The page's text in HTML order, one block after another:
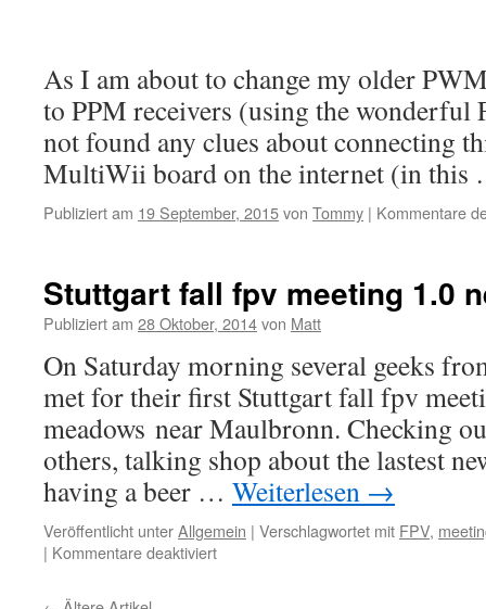
As I am about to change my older
to PPM receivers (using the
not found any clues about connecting
MultiWii board on the internet (in
Publiziert am 19 September, 2015von Tommy | Kommentare
Stuttgart fall fpv meeting 1.0
Publiziert am 28 Oktober, 2014von Matt
On Saturday morning several geeks
met for their first Stuttgart fall fpv
meadows near Maulbronn. Checking
others, talking shop about the lastest
having a beer … Weiterlesen →
Veröffentlicht unterAllgemein | Verschlagwortet mit FPV,
| Kommentare deaktiviert